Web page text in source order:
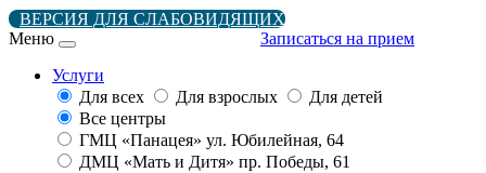
ВЕРСИЯ ДЛЯ СЛАБОВИДЯЩИХ
Записаться на прием
Меню
Услуги
Для всех
Для взрослых
Для детей
Все центры
ГМЦ «Панацея» ул. Юбилейная, 64
ДМЦ «Мать и Дитя» пр. Победы, 61